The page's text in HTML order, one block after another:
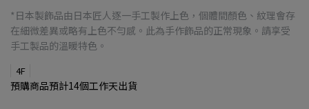
*日本製飾品由日本匠人逐一手工製作上色，個體間顏色、紋理會存
在細微差異或略有上色不勻感。此為手作飾品的正常現象。請享受
手工製品的溫暖特色。
4F
預購商品預計14個工作天出貨